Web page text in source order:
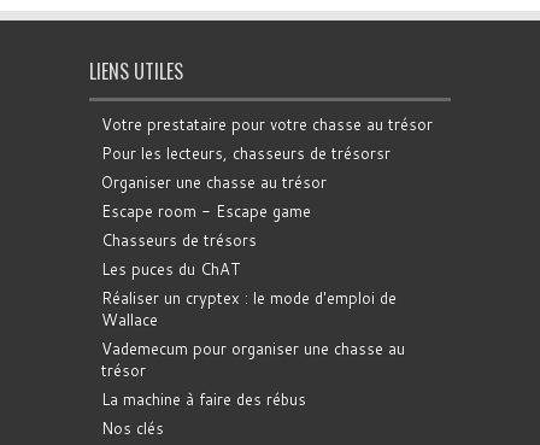
LIENS UTILES
Votre prestataire pour votre chasse au trésor
Pour les lecteurs, chasseurs de trésorsr
Organiser une chasse au trésor
Escape room - Escape game
Chasseurs de trésors
Les puces du ChAT
Réaliser un cryptex : le mode d'emploi de
Wallace
Vademecum pour organiser une chasse au
trésor
La machine à faire des rébus
Nos clés